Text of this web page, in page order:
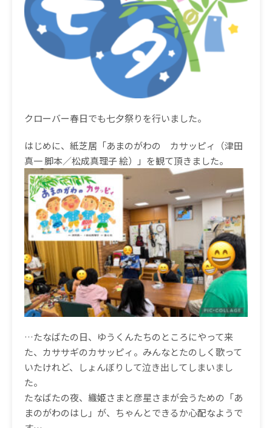
クローバー春日でも七夕祭りを行いました。
はじめに、紙芝居「あまのがわの カサッピィ（津田
真一 脚本／松成真理子 絵）」を観て頂きました。
…たなばたの日、ゆうくんたちのところにやって来
た、カササギのカサッピィ。みんなとたのしく歌って
いたけれど、しょんぼりして泣き出してしまいまし
た。
たなばたの夜、織姫さまと彦星さまが会うための「あ
まのがわのはし」が、ちゃんとできるか心配なようで